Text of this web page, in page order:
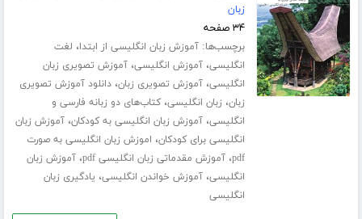
زبان
۳۴ صفحه
برچسب‌ها:آموزش زبان انگلیسی از ابتدا، لغت
انگلیسی،آموزش انگلیسی،آموزش تصویری زبان
انگلیسی،آموزش تصویری زبان،دانلود آموزش تصویری
زبان، زبان انگلیسی،کتاب‌های دو زبانه فارسی و
انگلیسی،آموزش زبان انگلیسی به کودکان،آموزش زبان
انگلیسی برای کودکان، اموزش زبان انگلیسی به صورت
pdf،آموزش مقدماتی زبان انگلیسی pdf ،آموزش زبان
انگلیسی،آموزش خواندن انگلیسی، یادگیری زبان
انگلیسی